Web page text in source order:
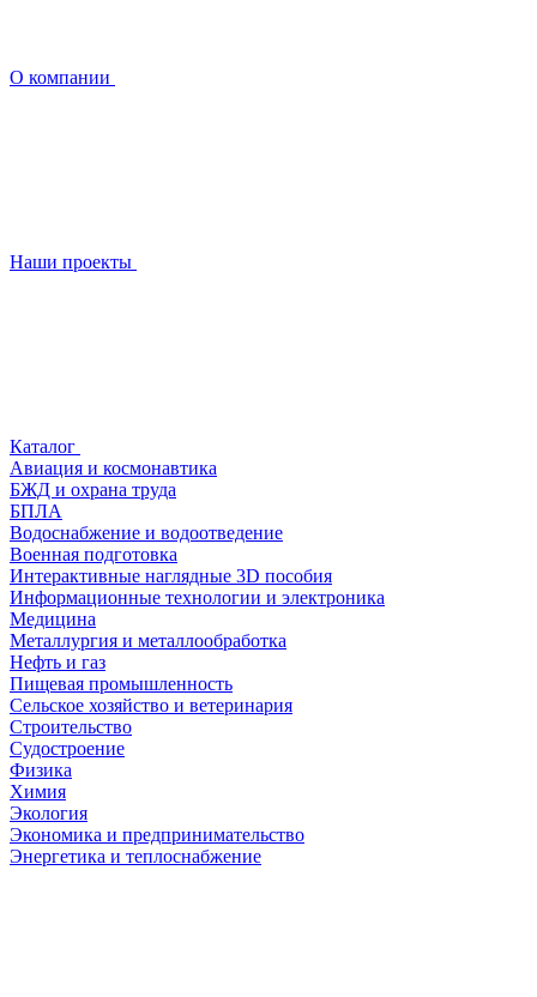
О компании
Наши проекты
Каталог
Авиация и космонавтика
БЖД и охрана труда
БПЛА
Водоснабжение и водоотведение
Военная подготовка
Интерактивные наглядные 3D пособия
Информационные технологии и электроника
Медицина
Металлургия и металлообработка
Нефть и газ
Пищевая промышленность
Сельское хозяйство и ветеринария
Строительство
Судостроение
Физика
Химия
Экология
Экономика и предпринимательство
Энергетика и теплоснабжение